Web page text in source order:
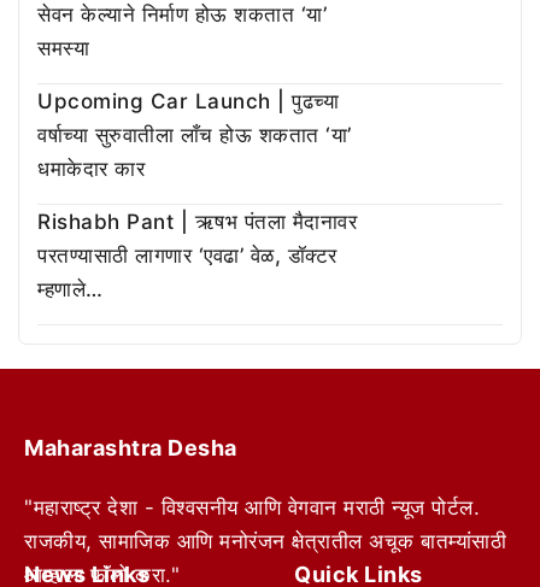
सेवन केल्याने निर्माण होऊ शकतात ‘या’
समस्या
Upcoming Car Launch | पुढच्या
वर्षाच्या सुरुवातीला लाँच होऊ शकतात ‘या’
धमाकेदार कार
Rishabh Pant | ऋषभ पंतला मैदानावर
परतण्यासाठी लागणार ‘एवढा’ वेळ, डॉक्टर
म्हणाले…
Maharashtra Desha
"महाराष्ट्र देशा - विश्वसनीय आणि वेगवान मराठी न्यूज पोर्टल.
राजकीय, सामाजिक आणि मनोरंजन क्षेत्रातील अचूक बातम्यांसाठी
आम्हाला फॉलो करा."
News Links Quick Links